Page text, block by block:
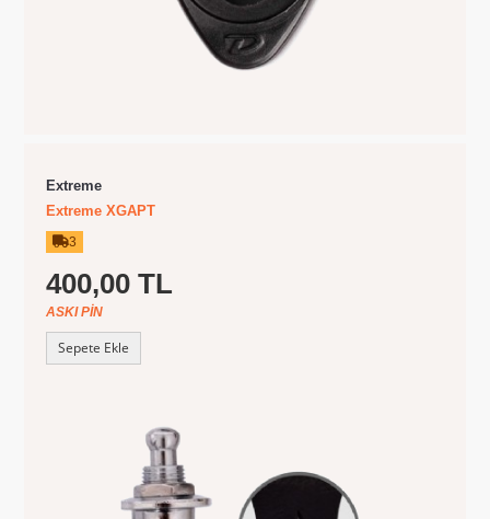
Extreme
Extreme XGAPT
3
400,00 TL
ASKI PIN
Sepete Ekle